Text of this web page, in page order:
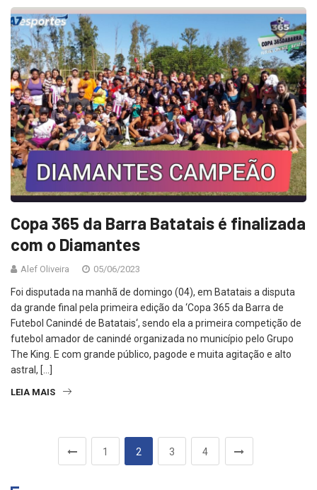
Copa 365 da Barra Batatais é finalizada
com o Diamantes
Alef Oliveira 05/06/2023
Foi disputada na manhã de domingo (04), em Batatais a disputa
da grande final pela primeira edição da ‘Copa 365 da Barra de
Futebol Canindé de Batatais‘, sendo ela a primeira competição de
futebol amador de canindé organizada no município pelo Grupo
The King. E com grande público, pagode e muita agitação e alto
astral, […]
LEIA MAIS
1 2 3 4